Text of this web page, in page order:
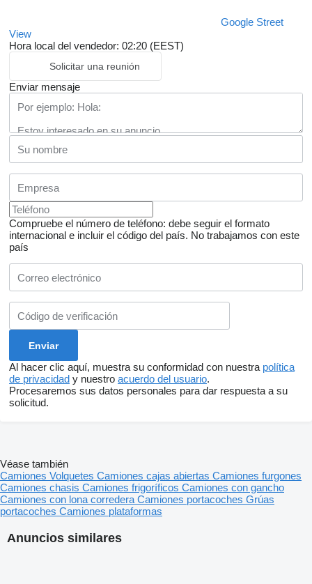
Google Street
View
Hora local del vendedor: 02:20 (EEST)
Solicitar una reunión
Enviar mensaje
Compruebe el número de teléfono: debe seguir el formato
internacional e incluir el código del país. No trabajamos con este
país
Al hacer clic aquí, muestra su conformidad con nuestra política
de privacidad y nuestro acuerdo del usuario.
Procesaremos sus datos personales para dar respuesta a su
solicitud.
Anuncios similares
Véase también
Camiones Volquetes Camiones cajas abiertas Camiones furgones
Camiones chasis Camiones frigoríficos Camiones con gancho
Camiones con lona corredera Camiones portacoches Grúas
portacoches Camiones plataformas